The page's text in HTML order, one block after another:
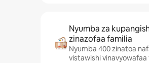
Nyumba za
zinazofaa familia
Nyumba 400 zinatoa
vistawishi